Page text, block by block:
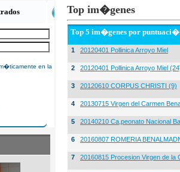
en la
Top im�genes
Top 5 im�genes por
1 20120401 Pollinica Arroyo Miel
2 20120401 Pollinica Arroyo Miel
3 20120610 CORPUS CHRISTI (9)
4 20130715 Virgen del Carmen
5 20140210 Ca,peonato Nacional
6 20160807 ROMERIA
7 20160815 Procesion Virgen de la